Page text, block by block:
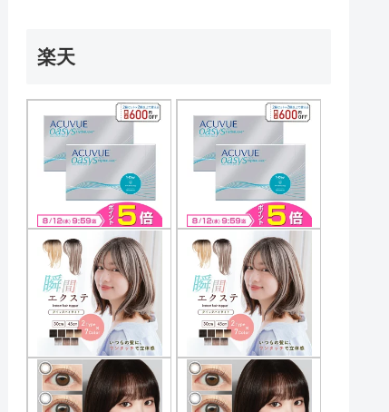
楽天